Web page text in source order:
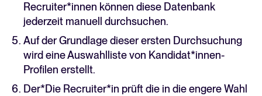
Recruiter*innen können diese Datenbank
jederzeit manuell durchsuchen.
Auf der Grundlage dieser ersten Durchsuchung
wird eine Auswahlliste von Kandidat*innen-
Profilen erstellt.
Der*Die Recruiter*in prüft die in die engere Wahl